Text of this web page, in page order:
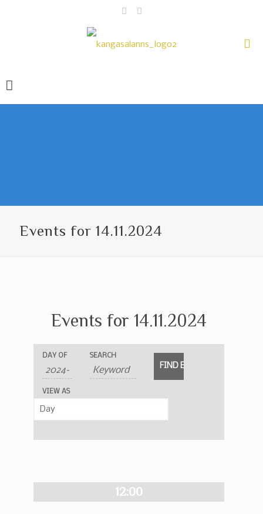
Events for 14.11.2024
Events for 14.11.2024
Events
Search
and
Views
Events
Search
DAY OF SEARCH
Event
Views
Navigation
VIEW AS
12:00